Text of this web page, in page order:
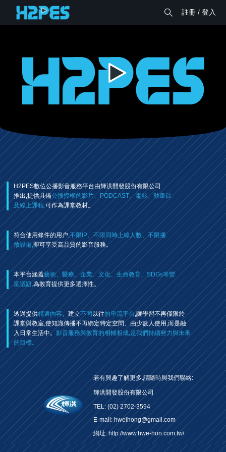
註冊 / 登入
H2PES數位公播影音服務平台由輝洪開發股份有限公司
推出,提供具備公播授權的影片、PODCAST、電影、動畫以
及線上課程,可作為課堂教材。
符合使用條件的用户,不限IP、不限同時上線人數、不限播
放設備,即可享受高品質的影音服務。
本平台涵蓋藝術、醫療、企業、文化、生命教育、SDGs等豐
富議題,為教育提供更多選擇性。
透過提供精選內容、建立不同以往的串流平台,讓學習不再僅限於
課堂與教室,使知識傳播不再綁定特定空間、由少數人使用,而是融
入日常生活中。 影音服務與教育的相輔相成,是我們持續努力與未來
的目標。
若有興趣了解更多.請隨時與我們聯絡:
輝洪開發股份有限公司
TEL: (02) 2702-3594
E-mail: hweihong@gmail.com
網址:http://www.hwe-hon.com.tw/